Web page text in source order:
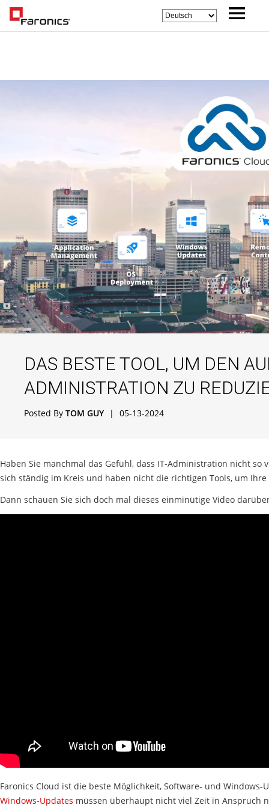
DAS BESTE TOOL, UM DEN
ADMINISTRATION ZU
Posted By TOM GUY | 05-13-2024
Haben Sie manchmal das Gefühl, dass IT-Administration nicht so
sich ständig im Kreis und haben nicht die richtigen Tools, um
Dann schauen Sie sich doch mal dieses einminütige Video
Faronics Cloud ist die beste Möglichkeit, Software- und Windows-
Windows-Updates müssen überhaupt nicht viel Zeit in Anspruch